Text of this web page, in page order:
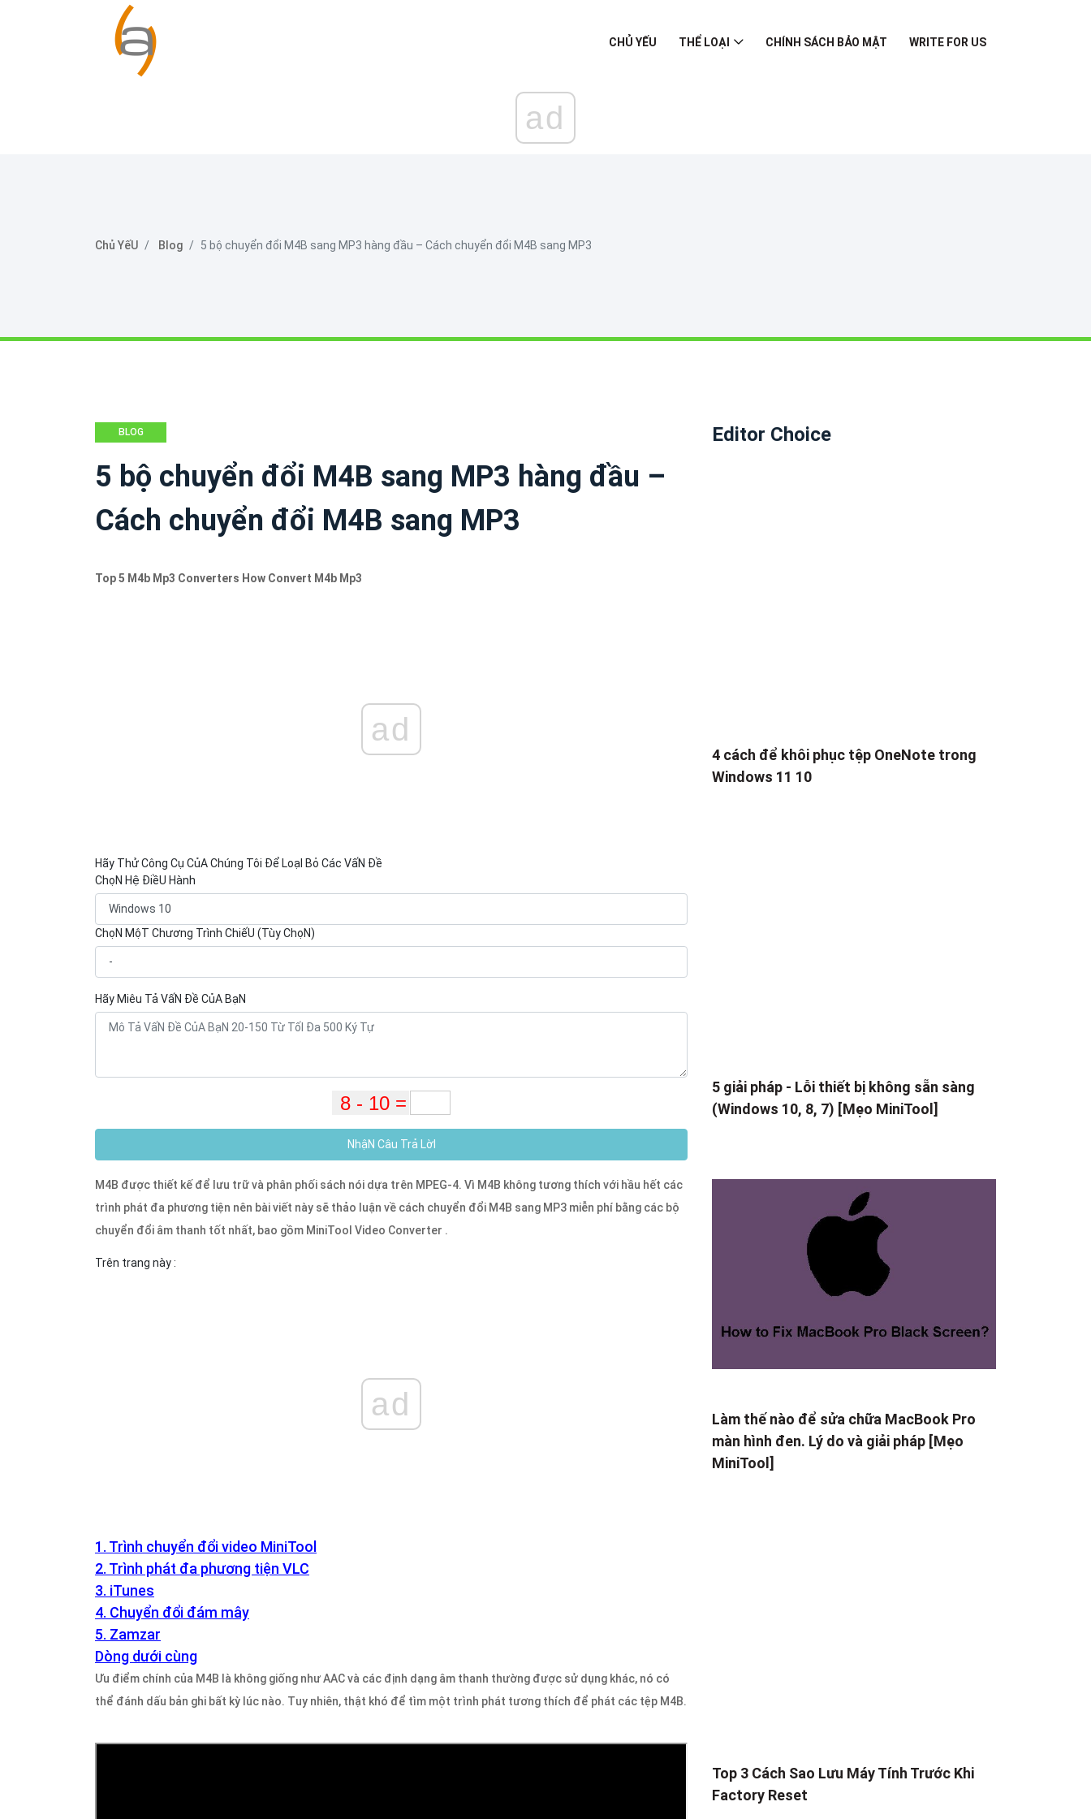
CHỦ YẾU THỂ LOẠI CHÍNH SÁCH BẢO MẬT WRITE FOR US
ad
Chủ YếU Blog 5 bộ chuyển đổi M4B sang MP3 hàng đầu – Cách chuyển đổi M4B sang MP3
BLOG
5 bộ chuyển đổi M4B sang MP3 hàng đầu –
Cách chuyển đổi M4B sang MP3
Top 5 M4b Mp3 Converters How Convert M4b Mp3
ad
Hãy Thử Công Cụ CủA Chúng Tôi Để LoạI Bỏ Các VấN Đề
ChọN Hệ ĐiềU Hành
ChọN MộT Chương Trình ChiếU (Tùy ChọN)
Hãy Miêu Tả VấN Đề CủA BạN
NhậN Câu Trả LờI
M4B được thiết kế để lưu trữ và phân phối sách nói dựa trên MPEG-4. Vì M4B không tương thích với hầu hết các
trình phát đa phương tiện nên bài viết này sẽ thảo luận về cách chuyển đổi M4B sang MP3 miễn phí bằng các bộ
chuyển đổi âm thanh tốt nhất, bao gồm MiniTool Video Converter .
Trên trang này :
ad
1. Trình chuyển đổi video MiniTool
2. Trình phát đa phương tiện VLC
3. iTunes
4. Chuyển đổi đám mây
5. Zamzar
Dòng dưới cùng
Ưu điểm chính của M4B là không giống như AAC và các định dạng âm thanh thường được sử dụng khác, nó có
thể đánh dấu bản ghi bất kỳ lúc nào. Tuy nhiên, thật khó để tìm một trình phát tương thích để phát các tệp M4B.
Editor Choice
4 cách để khôi phục tệp OneNote trong
Windows 11 10
5 giải pháp - Lỗi thiết bị không sẵn sàng
(Windows 10, 8, 7) [Mẹo MiniTool]
Làm thế nào để sửa chữa MacBook Pro
màn hình đen. Lý do và giải pháp [Mẹo
MiniTool]
Top 3 Cách Sao Lưu Máy Tính Trước Khi
Factory Reset